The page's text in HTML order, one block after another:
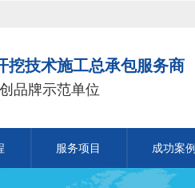
挖技术施工总承包服务商
品牌示范单位
服务项目 成功案例